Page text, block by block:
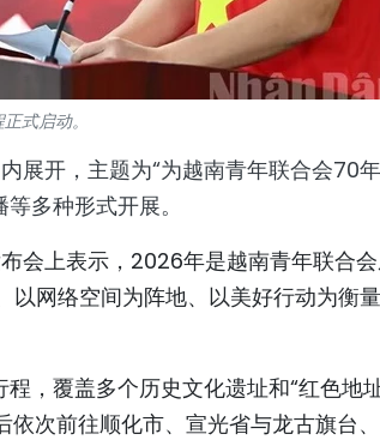
式启动。
展开，主题为“为越南青年联合会70
多种形式开展。
会上表示，2026年是越南青年联合
以网络空间为阵地、以美好行动为衡
，覆盖多个历史文化遗址和“红色地
次前往顺化市、宣光省与龙古旗台